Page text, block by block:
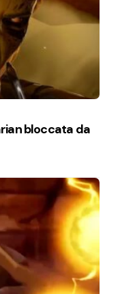
bloccata da